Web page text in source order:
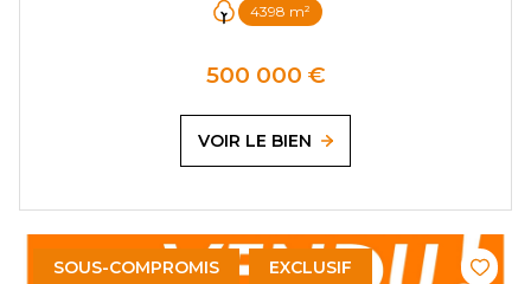
4398 m²
500 000 €
VOIR LE BIEN
SOUS-COMPROMIS EXCLUSIF